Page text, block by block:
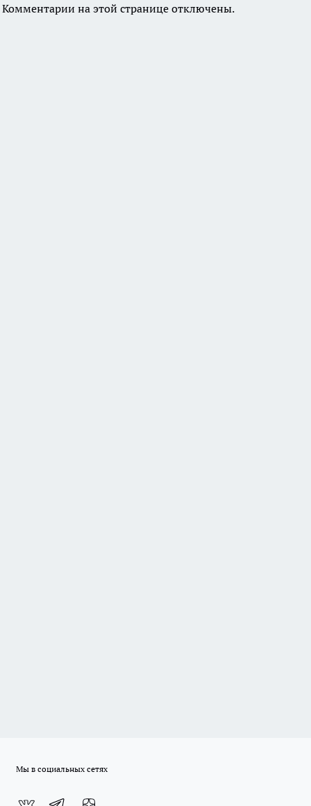
Комментарии на этой странице отключены.
Мы в социальных сетях